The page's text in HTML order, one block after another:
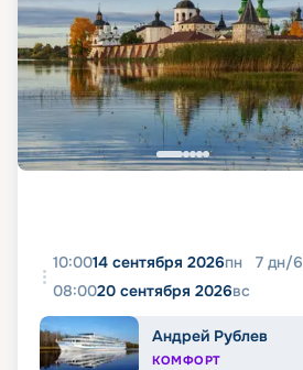
10:0014 сентября 2026пн 7 дн/6
08:0020 сентября 2026вс
Андрей Рублев
КОМФОРТ